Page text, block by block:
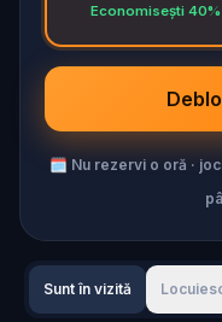
Economisești 40%
🗓 Nu rezervi o oră ·
Sunt în vizită